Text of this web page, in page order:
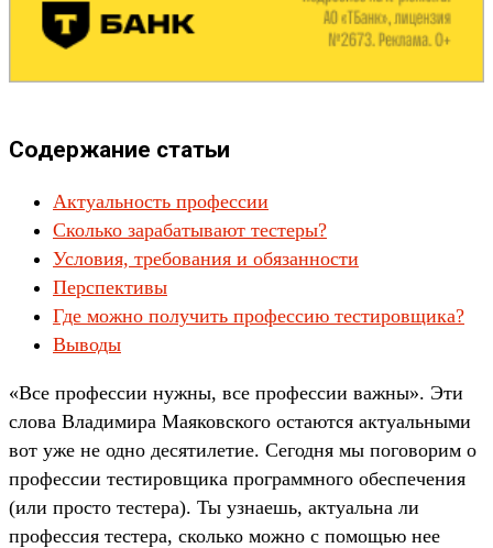
Содержание статьи
Актуальность профессии
Сколько зарабатывают тестеры?
Условия, требования и обязанности
Перспективы
Где можно получить профессию тестировщика?
Выводы
«Все профессии нужны, все профессии важны». Эти
слова Владимира Маяковского остаются актуальными
вот уже не одно десятилетие. Сегодня мы поговорим о
профессии тестировщика программного обеспечения
(или просто тестера). Ты узнаешь, актуальна ли
профессия тестера, сколько можно с помощью нее